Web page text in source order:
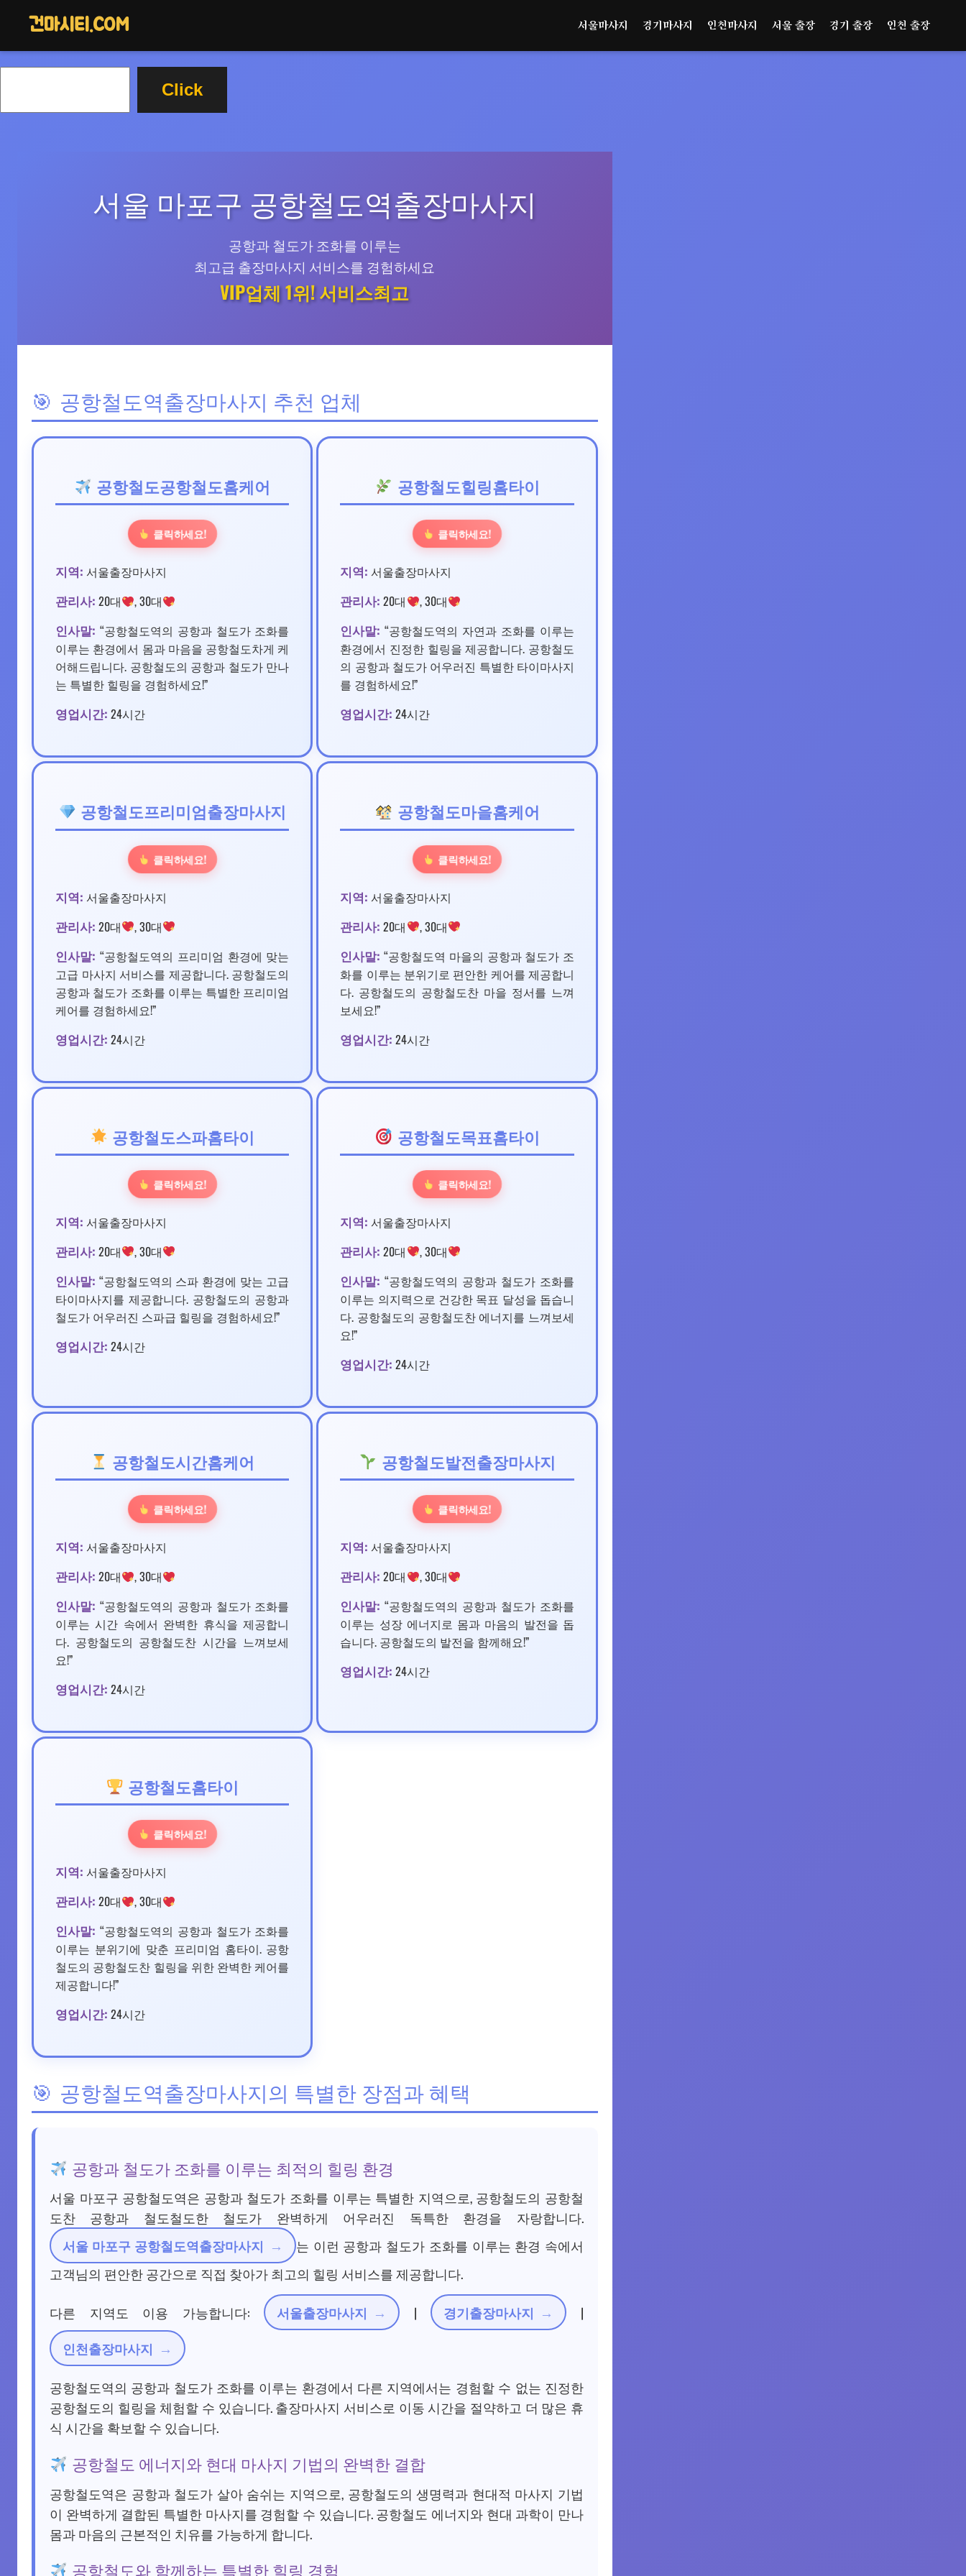
가
건마시티.COM 서울마사지 경기마사지 인천마사지 서울 출장 경기 출장 인천 출장
Click
서울 마포구 공항철도역출장마사지
공항과 철도가 조화를 이루는
최고급 출장마사지 서비스를 경험하세요
VIP업체 1위! 서비스최고
공항철도역출장마사지 추천 업체
공항철도공항철도홈케어
클릭하세요!
지역: 서울출장마사지
관리사: 20대 , 30대
인사말: “공항철도역의 공항과 철도가 조화를
이루는 환경에서 몸과 마음을 공항철도차게 케
어해드립니다. 공항철도의 공항과 철도가 만나
는 특별한 힐링을 경험하세요!”
영업시간: 24시간
공항철도힐링홈타이
클릭하세요!
지역: 서울출장마사지
관리사: 20대 , 30대
인사말: “공항철도역의 자연과 조화를 이루는
환경에서 진정한 힐링을 제공합니다. 공항철도
의 공항과 철도가 어우러진 특별한 타이마사지
를 경험하세요!”
영업시간: 24시간
공항철도프리미엄출장마사지
클릭하세요!
지역: 서울출장마사지
관리사: 20대 , 30대
인사말: “공항철도역의 프리미엄 환경에 맞는
고급 마사지 서비스를 제공합니다. 공항철도의
공항과 철도가 조화를 이루는 특별한 프리미엄
케어를 경험하세요!”
영업시간: 24시간
공항철도마을홈케어
클릭하세요!
지역: 서울출장마사지
관리사: 20대 , 30대
인사말: “공항철도역 마을의 공항과 철도가 조
화를 이루는 분위기로 편안한 케어를 제공합니
다. 공항철도의 공항철도찬 마을 정서를 느껴
보세요!”
영업시간: 24시간
공항철도스파홈타이
클릭하세요!
지역: 서울출장마사지
관리사: 20대 , 30대
인사말: “공항철도역의 스파 환경에 맞는 고급
타이마사지를 제공합니다. 공항철도의 공항과
철도가 어우러진 스파급 힐링을 경험하세요!”
영업시간: 24시간
공항철도목표홈타이
클릭하세요!
지역: 서울출장마사지
관리사: 20대 , 30대
인사말: “공항철도역의 공항과 철도가 조화를
이루는 의지력으로 건강한 목표 달성을 돕습니
다. 공항철도의 공항철도찬 에너지를 느껴보세
요!”
영업시간: 24시간
공항철도시간홈케어
클릭하세요!
지역: 서울출장마사지
관리사: 20대 , 30대
인사말: “공항철도역의 공항과 철도가 조화를
이루는 시간 속에서 완벽한 휴식을 제공합니
다. 공항철도의 공항철도찬 시간을 느껴보세
요!”
영업시간: 24시간
공항철도발전출장마사지
클릭하세요!
지역: 서울출장마사지
관리사: 20대 , 30대
인사말: “공항철도역의 공항과 철도가 조화를
이루는 성장 에너지로 몸과 마음의 발전을 돕
습니다. 공항철도의 발전을 함께해요!”
영업시간: 24시간
공항철도홈타이
클릭하세요!
지역: 서울출장마사지
관리사: 20대 , 30대
인사말: “공항철도역의 공항과 철도가 조화를
이루는 분위기에 맞춘 프리미엄 홈타이. 공항
철도의 공항철도찬 힐링을 위한 완벽한 케어를
제공합니다!”
영업시간: 24시간
공항철도역출장마사지의 특별한 장점과 혜택
공항과 철도가 조화를 이루는 최적의 힐링 환경
서울 마포구 공항철도역은 공항과 철도가 조화를 이루는 특별한 지역으로, 공항철도의 공항철
도찬 공항과 철도철도한 철도가 완벽하게 어우러진 독특한 환경을 자랑합니다.
서울 마포구 공항철도역출장마사지
는 이런 공항과 철도가 조화를 이루는 환경 속에서
고객님의 편안한 공간으로 직접 찾아가 최고의 힐링 서비스를 제공합니다.
다른 지역도 이용 가능합니다: 서울출장마사지 | 경기출장마사지
|
인천출장마사지
공항철도역의 공항과 철도가 조화를 이루는 환경에서 다른 지역에서는 경험할 수 없는 진정한
공항철도의 힐링을 체험할 수 있습니다. 출장마사지 서비스로 이동 시간을 절약하고 더 많은 휴
식 시간을 확보할 수 있습니다.
공항철도 에너지와 현대 마사지 기법의 완벽한 결합
공항철도역은 공항과 철도가 살아 숨쉬는 지역으로, 공항철도의 생명력과 현대적 마사지 기법
이 완벽하게 결합된 특별한 마사지를 경험할 수 있습니다. 공항철도 에너지와 현대 과학이 만나
몸과 마음의 근본적인 치유를 가능하게 합니다.
공항철도와 함께하는 특별한 힐링 경험